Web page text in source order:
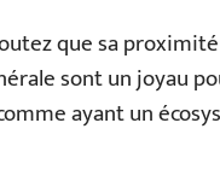
que sa
sont un joyau
ayant un